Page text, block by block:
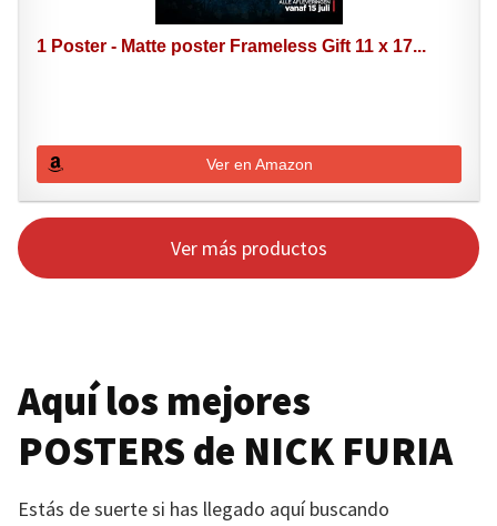
1 Poster - Matte poster Frameless Gift 11 x 17...
Ver en Amazon
Ver más productos
Aquí los mejores
POSTERS de NICK FURIA
Estás de suerte si has llegado aquí buscando